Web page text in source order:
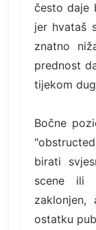
često daje
jer hvataš
znatno
prednost
tijekom
Bočne
birati
scene ili
ostatku